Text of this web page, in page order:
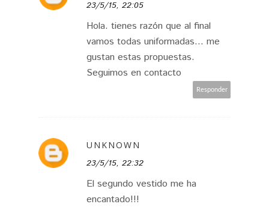
23/5/15, 22:05
Hola. tienes razón que al final
vamos todas uniformadas... me
gustan estas propuestas.
Seguimos en contacto
Responder
UNKNOWN
23/5/15, 22:32
El segundo vestido me ha
encantado!!!